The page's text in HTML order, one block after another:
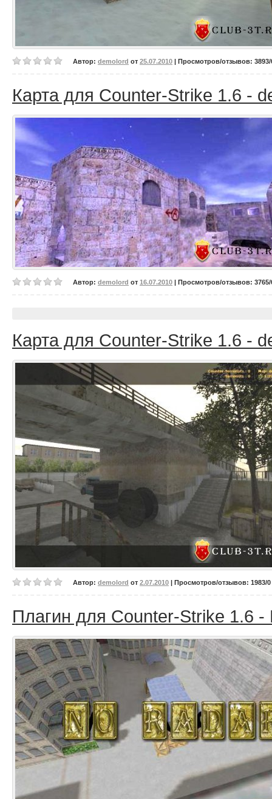
Автор: demolord от 25.07.2010 | Просмотров/отзывов: 3893/
Карта для Counter-Strike 1.6 -
Автор: demolord от 16.07.2010 | Просмотров/отзывов: 3765/
Карта для Counter-Strike 1.6 -
Автор: demolord от 2.07.2010 | Просмотров/отзывов: 1983/0
Плагин для Counter-Strike 1.6 -